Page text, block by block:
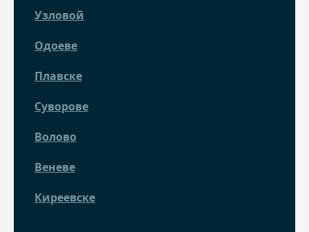
Узловой
Одоеве
Плавске
Суворове
Волово
Веневе
Киреевске